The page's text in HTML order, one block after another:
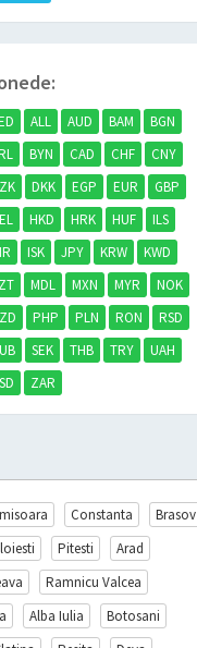
ALL AUD BAM
BGN
BYN CAD CHF
CNY
DKK EGP EUR
GBP
HKD HRK HUF
ILS
ISK JPY KRW
KWD
MDL MXN MYR
NOK
PHP PLN RON
RSD
SEK THB TRY
UAH
ZAR
Constanta
Brasov
Pitesti
Arad
Ramnicu Valcea
Alba Iulia
Botosani